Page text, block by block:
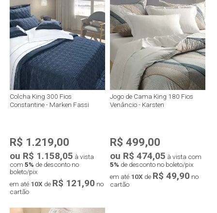
Colcha King 300 Fios
Constantine - Marken Fassi
R$ 1.219,00
ou R$ 1.158,05 à vista
com 5% de desconto no
boleto/pix
em até 10X de R$ 121,90 no
cartão
Jogo de Cama King 180 Fios
Venâncio - Karsten
R$ 499,00
ou R$ 474,05 à vista com
5% de desconto no boleto/pix
em até 10X de R$ 49,90 no
cartão